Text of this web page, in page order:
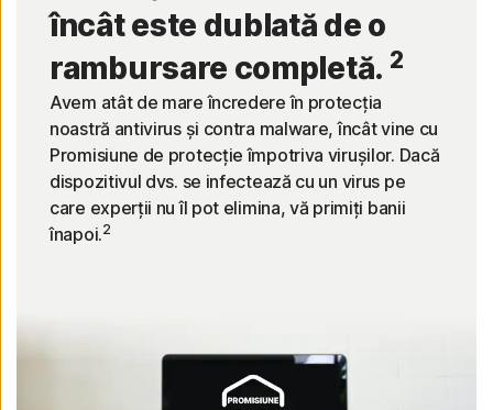
încât este dublată de o
rambursare completă. 2
Avem atât de mare încredere în protecția
noastră antivirus și contra malware, încât vine cu
Promisiune de protecție împotriva virușilor. Dacă
dispozitivul dvs. se infectează cu un virus pe
care experții nu îl pot elimina, vă primiți banii
înapoi.2